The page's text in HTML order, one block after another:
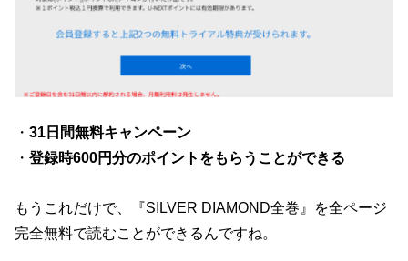
・31日間無料キャンペーン
・登録時600円分のポイントをもらうことができる
もうこれだけで、『SILVER DIAMOND全巻』を全ページ
完全無料で読むことができるんですね。